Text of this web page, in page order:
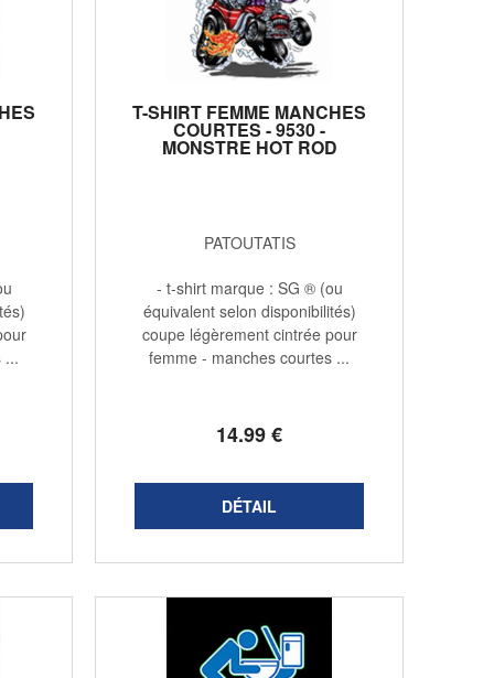
...
T-SHIRT FEMME MANCHES
COURTES - 9530 -
MONSTRE HOT ROD
PATOUTATIS
14.99€
- t-shirt marque : SG ® (ou
équivalent selon disponibilités)
coupe légèrement cintrée pour
femme - manches courtes ...